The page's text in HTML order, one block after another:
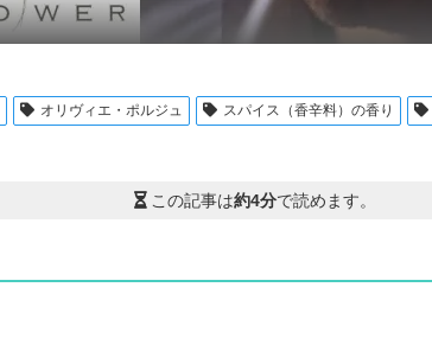
オリヴィエ・ポルジュ スパイス（香辛料）の香り
この記事は約4分で読めます。